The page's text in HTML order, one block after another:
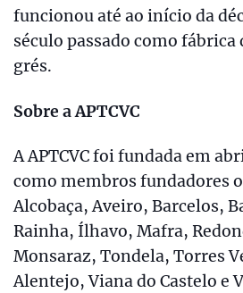
funcionou até ao início da
século passado como fábrica
grés.
Sobre a APTCVC
A APTCVC foi fundada em
como membros fundadores
Alcobaça, Aveiro, Barcelos,
Rainha, Ílhavo, Mafra,
Monsaraz, Tondela, Torres
Alentejo, Viana do Castelo e